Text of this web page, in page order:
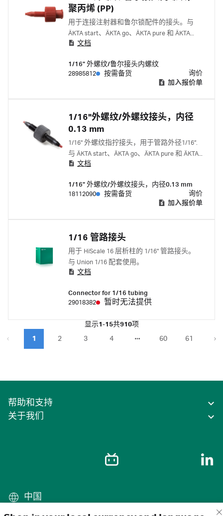
聚丙烯 (PP)
用于连接注射器和鲁尔锁配件的接头。与
ÄKTA start、ÄKTA go、ÄKTA pure 和 ÄKTA
avant 配套使用。
文档
1/16" 外螺纹/鲁尔接头内螺纹
28985812
按需备货
询价
加入报价单
1/16"外螺纹/外螺纹接头，内径
0.13 mm
1/16" 外螺纹指拧接头，用于管路外径1/16”.
与 ÄKTA start、ÄKTA go、ÄKTA pure 和 ÄKTA
avant 配套使用。 与下列一起使用 1/16" 内螺
文档
1/16" 外螺纹/外螺纹接头，内径0.13 mm
18112090
按需备货
询价
加入报价单
1/16 管路接头
用于 HiScale 16 层析柱的 1/16" 管路接头。
与 Union 1/16 配套使用。
文档
Connector for 1/16 tubing
29018382
暂时无法提供
显示1-15共910项
1 2 3 4 60 61
帮助和支持
关于我们
中国